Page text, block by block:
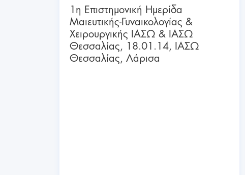
1η Επιστημονική Ημερίδα
Μαιευτικής-Γυναικολογίας &
Χειρουργικής ΙΑΣΩ & ΙΑΣΩ
Θεσσαλίας, 18.01.14, ΙΑΣΩ
Θεσσαλίας, Λάρισα